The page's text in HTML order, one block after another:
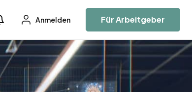
Anmelden Für Arbeitgeber